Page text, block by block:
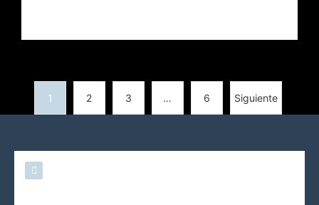
1 2 3 … 6 Siguiente
H&M lanza su app en Perú con
beneficios exclusivos y compras
personalizadas